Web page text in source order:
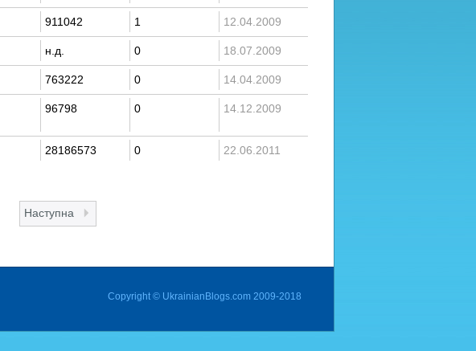
911042 1 12.04.2009
н.д. 0 18.07.2009
763222 0 14.04.2009
96798 0 14.12.2009
28186573 0 22.06.2011
Наступна
Copyright © UkrainianBlogs.com 2009-2018